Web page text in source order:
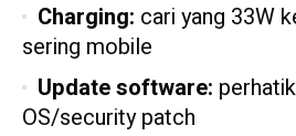
Charging: cari yang 33W
sering mobile
Update software:
OS/security patch